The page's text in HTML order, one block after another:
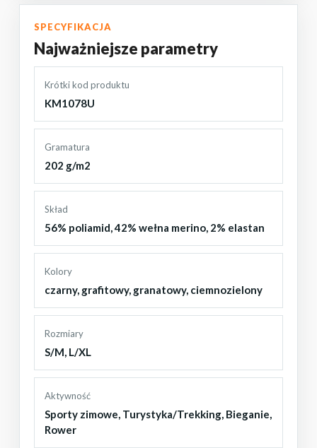
SPECYFIKACJA
Najważniejsze parametry
Krótki kod produktu
KM1078U
Gramatura
202 g/m2
Skład
56% poliamid, 42% wełna merino, 2% elastan
Kolory
czarny, grafitowy, granatowy, ciemnozielony
Rozmiary
S/M, L/XL
Aktywność
Sporty zimowe, Turystyka/Trekking, Bieganie,
Rower